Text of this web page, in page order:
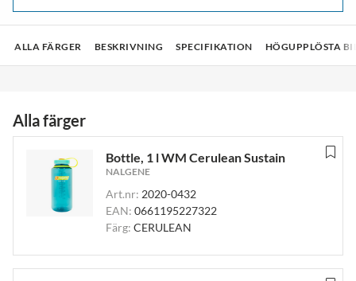
ALLA FÄRGER BESKRIVNING SPECIFIKATION HÖGUPPLÖSTA
Alla färger
Bottle, 1 l WM Cerulean Sustain
NALGENE
Art.nr: 2020-0432
EAN: 0661195227322
Färg: CERULEAN